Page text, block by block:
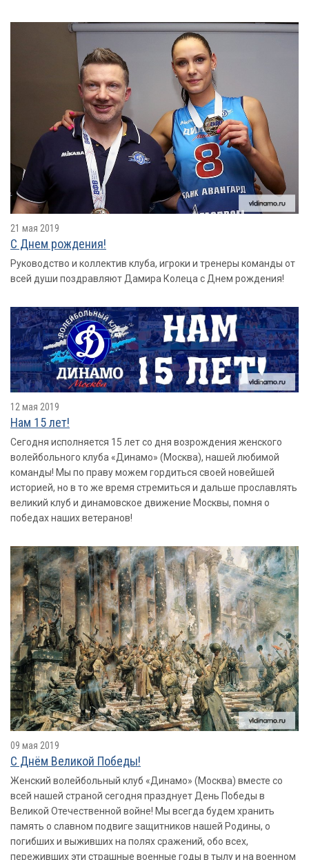
21 мая 2019
С Днем рождения!
Руководство и коллектив клуба, игроки и тренеры команды от
всей души поздравляют Дамира Колеца с Днем рождения!
12 мая 2019
Нам 15 лет!
Сегодня исполняется 15 лет со дня возрождения женского
волейбольного клуба «Динамо» (Москва), нашей любимой
команды! Мы по праву можем гордиться своей новейшей
историей, но в то же время стремиться и дальше прославлять
великий клуб и динамовское движение Москвы, помня о
победах наших ветеранов!
09 мая 2019
С Днём Великой Победы!
Женский волейбольный клуб «Динамо» (Москва) вместе со
всей нашей страной сегодня празднует День Победы в
Великой Отечественной войне! Мы всегда будем хранить
память о славном подвиге защитников нашей Родины, о
погибших и выживших на полях сражений, обо всех,
переживших эти страшные военные годы в тылу и на военном